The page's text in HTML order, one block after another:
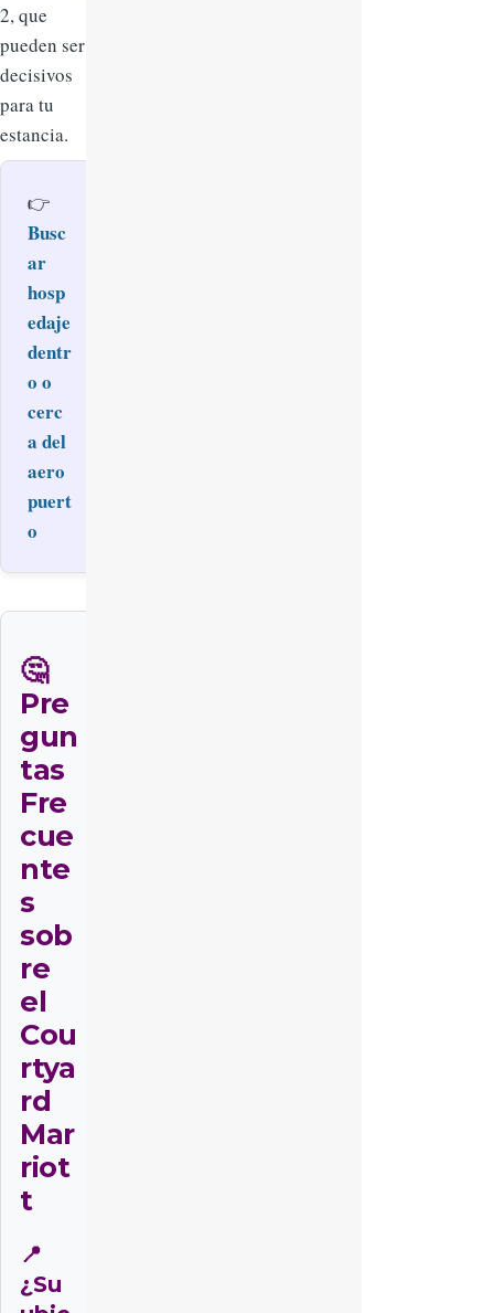
2, que
pueden ser
decisivos
para tu
estancia.
👉
Busc
ar
hosp
edaje
dentr
o o
cerc
a del
aero
puert
o
🤔
Pre
gun
tas
Fre
cue
nte
s
sob
re
el
Cou
rtya
rd
Mar
riot
t
📍
¿Su